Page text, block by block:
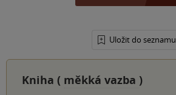
Uložit do seznamu
Kniha ( měkká vazba )